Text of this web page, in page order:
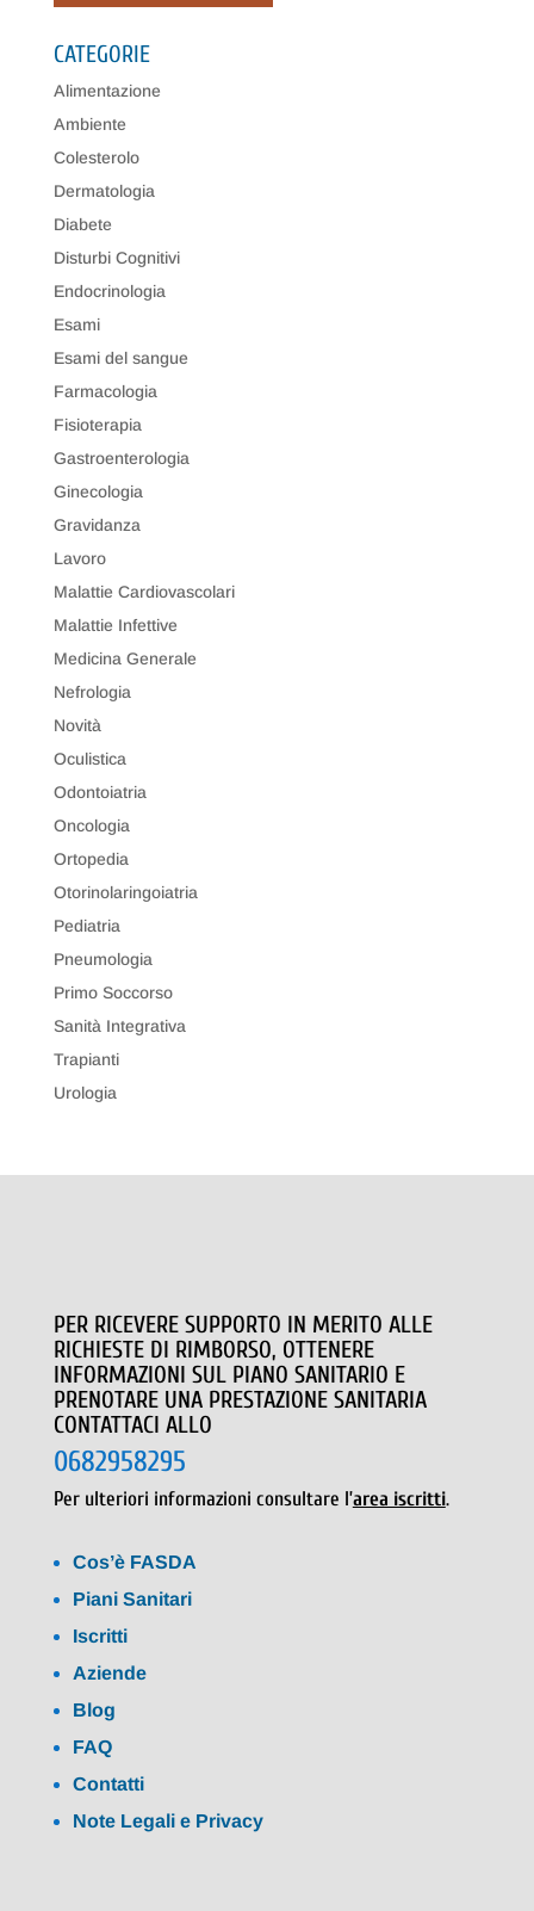
CATEGORIE
Alimentazione
Ambiente
Colesterolo
Dermatologia
Diabete
Disturbi Cognitivi
Endocrinologia
Esami
Esami del sangue
Farmacologia
Fisioterapia
Gastroenterologia
Ginecologia
Gravidanza
Lavoro
Malattie Cardiovascolari
Malattie Infettive
Medicina Generale
Nefrologia
Novità
Oculistica
Odontoiatria
Oncologia
Ortopedia
Otorinolaringoiatria
Pediatria
Pneumologia
Primo Soccorso
Sanità Integrativa
Trapianti
Urologia
PER RICEVERE SUPPORTO IN MERITO ALLE
RICHIESTE DI RIMBORSO, OTTENERE
INFORMAZIONI SUL PIANO SANITARIO E
PRENOTARE UNA PRESTAZIONE SANITARIA
CONTATTACI ALLO
0682958295
Per ulteriori informazioni consultare l’area iscritti.
Cos’è FASDA
Piani Sanitari
Iscritti
Aziende
Blog
FAQ
Contatti
Note Legali e Privacy